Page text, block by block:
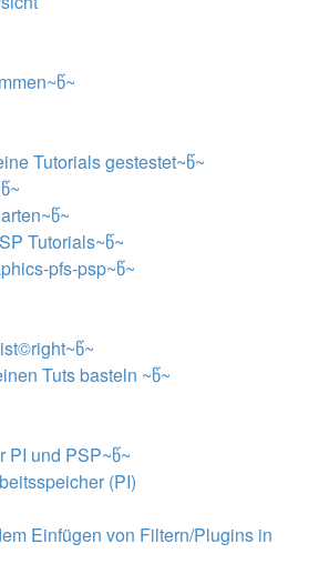
Tutorials gestestet~წ~
Tutorials~წ~
pfs-psp~წ~
Tuts basteln ~წ~
PI und PSP~წ~
(PI)
Einfügen von Filtern/Plugins in